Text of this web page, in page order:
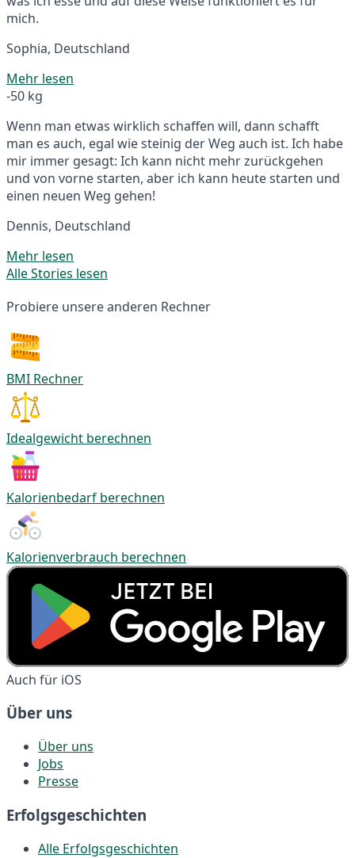
mich.
Sophia, Deutschland
Mehr lesen
-50 kg
Wenn man etwas wirklich schaffen will, dann schafft
man es auch, egal wie steinig der Weg auch ist. Ich habe
mir immer gesagt: Ich kann nicht mehr zurückgehen
und von vorne starten, aber ich kann heute starten und
einen neuen Weg gehen!
Dennis, Deutschland
Mehr lesen
Alle Stories lesen
Probiere unsere anderen Rechner
BMI Rechner
Idealgewicht berechnen
Kalorienbedarf berechnen
Kalorienverbrauch berechnen
Auch für iOS
Über uns
Über uns
Jobs
Presse
Erfolgsgeschichten
Alle Erfolgsgeschichten